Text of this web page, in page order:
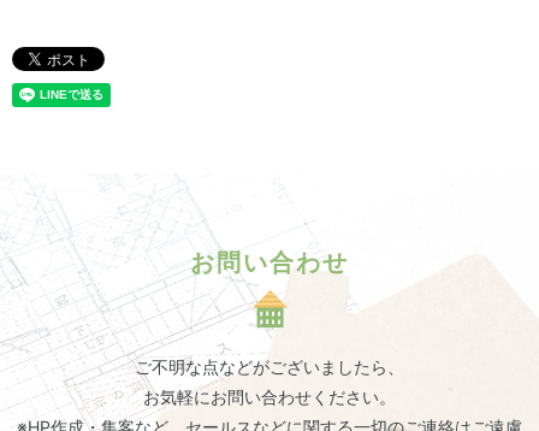
お問い合わせ
ご不明な点などがございましたら、
お気軽にお問い合わせください。
※HP作成・集客など、セールスなどに関する一切のご連絡はご遠慮